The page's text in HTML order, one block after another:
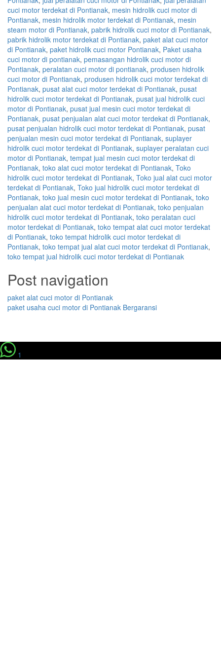
cuci motor terdekat di Pontianak, mesin hidrolik cuci motor di
Pontianak, mesin hidrolik motor terdekat di Pontianak, mesin
steam motor di Pontianak, pabrik hidrolik cuci motor di Pontianak,
pabrik hidrolik motor terdekat di Pontianak, paket alat cuci motor
di Pontianak, paket hidrolik cuci motor Pontianak, Paket usaha
cuci motor di pontianak, pemasangan hidrolik cuci motor di
Pontianak, peralatan cuci motor di pontianak, produsen hidrolik
cuci motor di Pontianak, produsen hidrolik cuci motor terdekat di
Pontianak, pusat alat cuci motor terdekat di Pontianak, pusat
hidrolik cuci motor terdekat di Pontianak, pusat jual hidrolik cuci
motor di Pontianak, pusat jual mesin cuci motor terdekat di
Pontianak, pusat penjualan alat cuci motor terdekat di Pontianak,
pusat penjualan hidrolik cuci motor terdekat di Pontianak, pusat
penjualan mesin cuci motor terdekat di Pontianak, suplayer
hidrolik cuci motor terdekat di Pontianak, suplayer peralatan cuci
motor di Pontianak, tempat jual mesin cuci motor terdekat di
Pontianak, toko alat cuci motor terdekat di Pontianak, Toko
hidrolik cuci motor terdekat di Pontianak, Toko jual alat cuci motor
terdekat di Pontianak, Toko jual hidrolik cuci motor terdekat di
Pontianak, toko jual mesin cuci motor terdekat di Pontianak, toko
penjualan alat cuci motor terdekat di Pontianak, toko penjualan
hidrolik cuci motor terdekat di Pontianak, toko peralatan cuci
motor terdekat di Pontianak, toko tempat alat cuci motor terdekat
di Pontianak, toko tempat hidrolik cuci motor terdekat di
Pontianak, toko tempat jual alat cuci motor terdekat di Pontianak,
toko tempat jual hidrolik cuci motor terdekat di Pontianak
Post navigation
paket alat cuci motor di Pontianak
paket usaha cuci motor di Pontianak Bergaransi
1